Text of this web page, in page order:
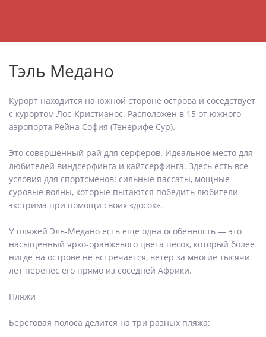
Tэль Медано
Курорт находится на южной стороне острова и соседствует
с курортом Лос-Кристианос. Расположен в 15 от южного
аэропорта Рейна София (Тенерифе Сур).
Это совершенный рай для серферов. Идеальное место для
любителей виндсерфинга и кайтсерфинга. Здесь есть все
условия для спортсменов: сильные пассаты, мощные
суровые волны, которые пытаются победить любители
экстрима при помощи своих «досок».
У пляжей Эль-Медано есть еще одна особенность — это
насыщенный ярко-оранжевого цвета песок, который более
нигде на острове не встречается, ветер за многие тысячи
лет перенес его прямо из соседней Африки.
Пляжи
Береговая полоса делится на три разных пляжа: